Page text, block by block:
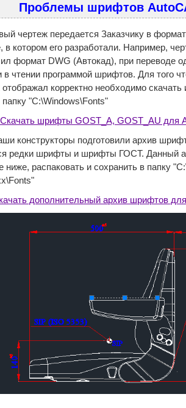
Проблемы шрифтов
чертеж передается Заказчику в
котором его разработали. Например,
формат DWG (Автокад), при переводе
чтении программой шрифтов. Для того
отображал корректно необходимо скачать
папку "C:\Windows\Fonts"
Скачать шрифты GOST_A, GOST_AU для
конструкторы подготовили архив
редки шрифты и шрифты ГОСТ. Данный
ниже, распаковать и сохранить в папку
дополнительный архив шрифтов